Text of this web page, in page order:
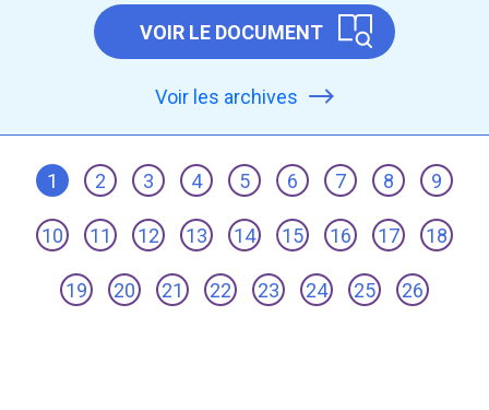
VOIR LE DOCUMENT
Voir les archives
1 2 3 4 5 6 7 8 9
10 11 12 13 14 15 16 17 18
19 20 21 22 23 24 25 26